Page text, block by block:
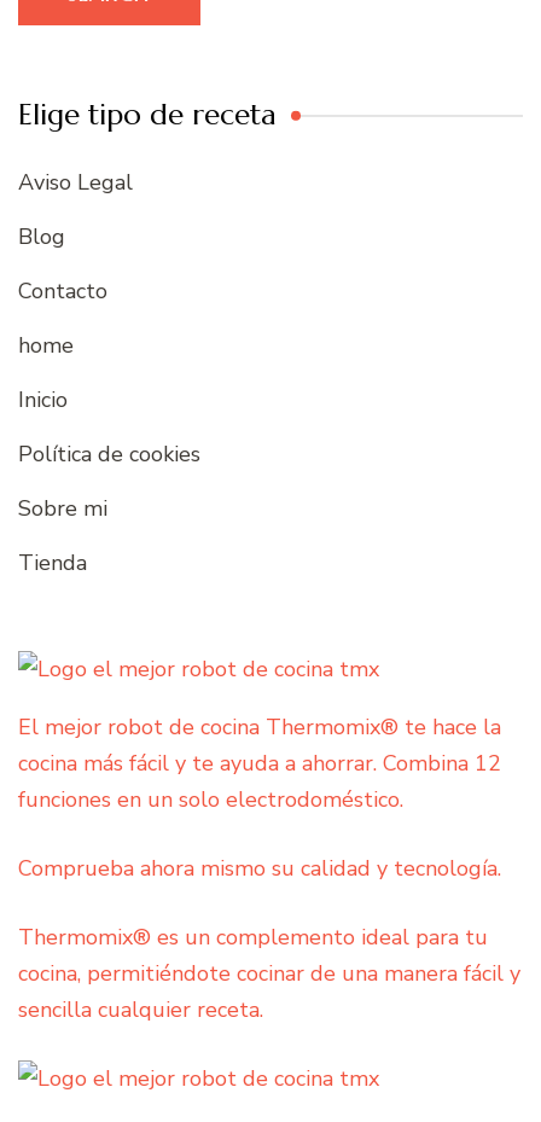
Elige tipo de receta
Aviso Legal
Blog
Contacto
home
Inicio
Política de cookies
Sobre mi
Tienda
El mejor robot de cocina Thermomix® te hace la
cocina más fácil y te ayuda a ahorrar. Combina 12
funciones en un solo electrodoméstico.
Comprueba ahora mismo su calidad y tecnología.
Thermomix® es un complemento ideal para tu
cocina, permitiéndote cocinar de una manera fácil y
sencilla cualquier receta.